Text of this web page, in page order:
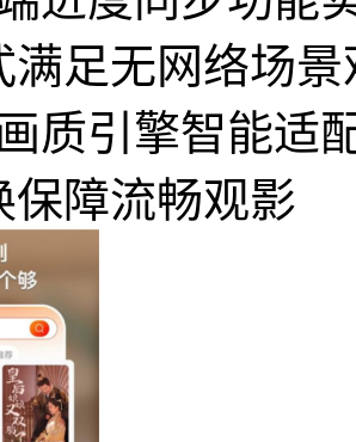
满足无网络场景
质引擎智能适
保障流畅观影